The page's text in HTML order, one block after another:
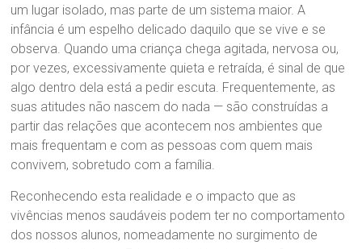
um lugar isolado, mas parte de um sistema maior. A
infância é um espelho delicado daquilo que se vive e se
observa. Quando uma criança chega agitada, nervosa ou,
por vezes, excessivamente quieta e retraída, é sinal de que
algo dentro dela está a pedir escuta. Frequentemente, as
suas atitudes não nascem do nada — são construídas a
partir das relações que acontecem nos ambientes que
mais frequentam e com as pessoas com quem mais
convivem, sobretudo com a família.
Reconhecendo esta realidade e o impacto que as
vivências menos saudáveis podem ter no comportamento
dos nossos alunos, nomeadamente no surgimento de